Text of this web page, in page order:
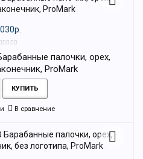
палочки, орех,
ProMark
КУПИТЬ
В сравнение